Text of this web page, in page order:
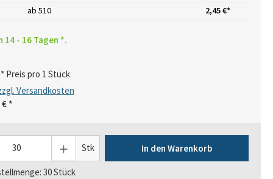
ab 510 2,45 €*
14 - 16 Tagen *.
Preis pro 1 Stück
Versandkosten
€ *
Stk In den Warenkorb
30 Stück